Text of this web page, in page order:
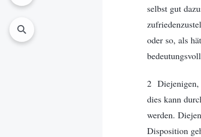
selbst gut
oder so, als
2 Diejenigen,
dies kann
werden.
Disposition